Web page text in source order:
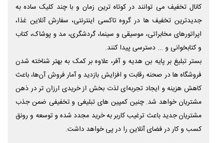
کانال تخفیف می توانند در کوتاه ترین زمان و با چند کلیک ساده به
جدیدترین تخفیف ها در گروه تاکسی اینترنتی، سفارش آنلاین غذا،
اپراتورهای مخابراتی، موسیقی و سینما، گردشگری، مد و پوشاک، کتاب
و کتابخوانی و ... دسترسی پیدا کنند.
بستر تبلیغ بر پایه بن هدیه و آفر، علاوه بر کمک به بهتر شناخته شدن
فروشگاه ها در صحنه رقابت و افزایش بازدید و آمار فروش آن‌ها، باعث
کاهش هزینه و ایجاد تجربه‌ای لذت بخش از خریدی ارزان تر در ذهن
مشتریان خواهد شد. چنین کمپین های تبلیغی و تخفیفی ضمن جذب
مشتریان جدید باعث ترغیب کاربر به خرید مجدد شده و توسعه و رونق
کسب و کار در فضای آنلاین را در پی خواهد داشت.